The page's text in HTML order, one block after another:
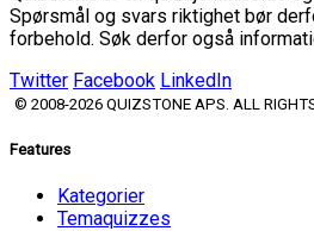
Spørsmål og svars riktighet bør
forbehold. Søk derfor også
Twitter Facebook LinkedIn
© 2008-2026 QUIZSTONE APS. ALL RIGHTS
Features
Kategorier
Temaquizzes